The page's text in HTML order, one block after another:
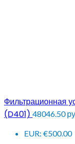
Фильтрационная
(D401) 48046.50
EUR: €500.00